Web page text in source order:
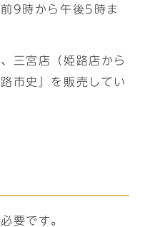
9時から午後5時ま
三宮店（姫路店から
市史』を販売してい
要です。